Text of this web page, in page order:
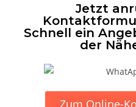
Jetzt
Schnell ein
der